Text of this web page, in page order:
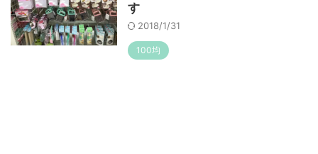
す
2018/1/31
100均